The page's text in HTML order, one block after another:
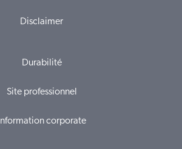
Disclaimer
Durabilité
Site professionnel
Information corporate